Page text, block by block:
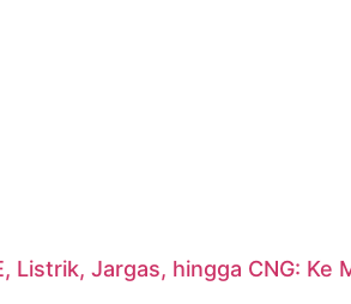
Listrik, Jargas, hingga CNG: Ke